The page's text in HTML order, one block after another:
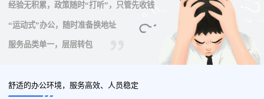
经验无积累，政策随时“打听”，只管先收钱
“运动式”办公，随时准备换地址
服务品类单一，层层转包
舒适的办公环境，服务高效、人员稳定